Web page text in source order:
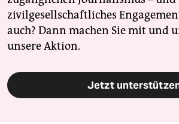
zivilgesellschaftliches
auch? Dann machen Sie mit und
unsere Aktion.
Jetzt